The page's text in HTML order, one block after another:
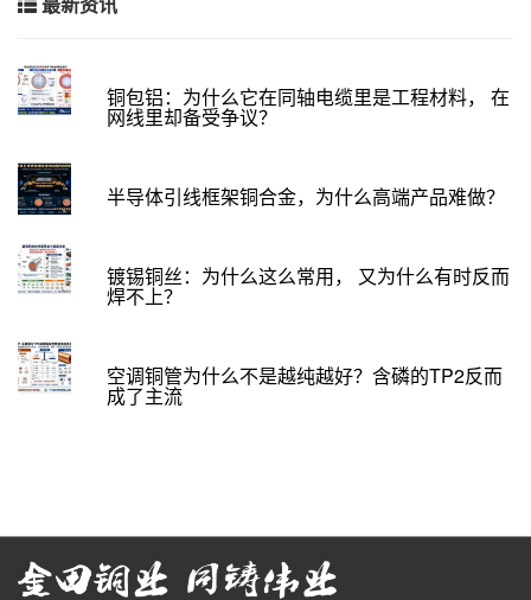
铜包铝：为什么它在同轴电缆里是工程材料， 在
网线里却备受争议？
半导体引线框架铜合金，为什么高端产品难做？
镀锡铜丝：为什么这么常用， 又为什么有时反而
焊不上？
空调铜管为什么不是越纯越好？含磷的TP2反而
成了主流